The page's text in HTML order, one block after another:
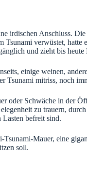
irdischen Anschluss.
Tsunami verwüstet, hatte
und zieht bis heute
einige weinen,
Tsunami mitriss, noch
oder Schwäche in der
zu trauern,
befreit sind.
Mauer, eine
soll.